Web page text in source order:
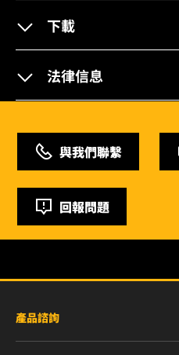
下載
法律信息
與我們聯繫
回報問題
產品諮詢